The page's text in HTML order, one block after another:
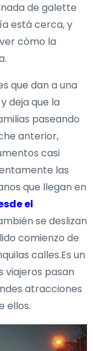
de galette
está cerca, y
cómo la
que dan a una
deja que la
paseando
anterior,
casi
las
que llegan en
el
se deslizan
comienzo de
calles.Es un
viajeros pasan
atracciones
ellos.